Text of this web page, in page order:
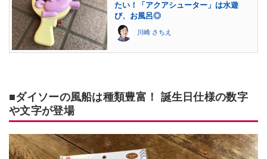
たい！「アクアシューター」は水遊
び、お風呂◎
川崎 さちえ
■ダイソーの風船は種類豊富！ 誕生日仕様の数字
や文字が登場